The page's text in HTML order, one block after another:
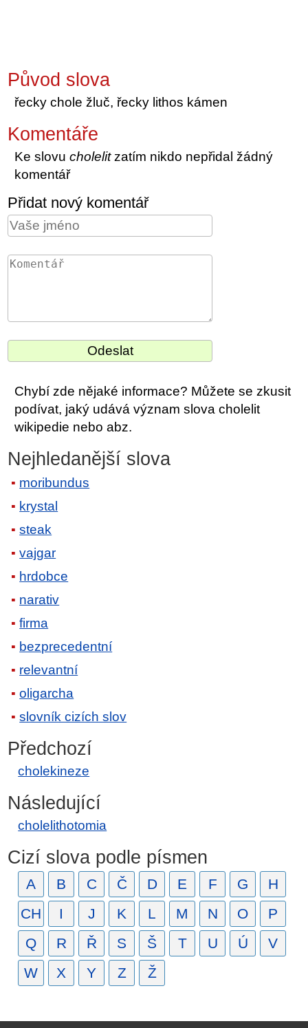
Původ slova
řecky chole žluč, řecky lithos kámen
Komentáře
Ke slovucholelitzatím nikdo nepřidal žádný
komentář
Přidat nový komentář
Chybí zde nějaké informace? Můžete se zkusit
podívat, jaký udává význam slova cholelit
wikipedie nebo abz.
Nejhledanější slova
moribundus
krystal
steak
vajgar
hrdobce
narativ
firma
bezprecedentní
relevantní
oligarcha
slovník cizích slov
Předchozí
cholekineze
Následující
cholelithotomia
Cizí slova podle písmen
A B C Č D E F G
H
CH
I J K L M N O
P
Q
R Ř S Š T U Ú
V
W
X Y Z Ž